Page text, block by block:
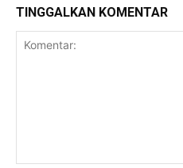
TINGGALKAN KOMENTAR